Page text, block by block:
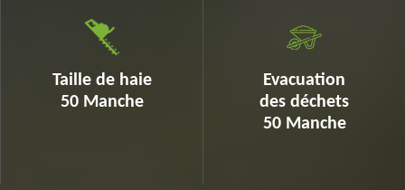
Taille de haie
50 Manche
Evacuation
des déchets
50 Manche